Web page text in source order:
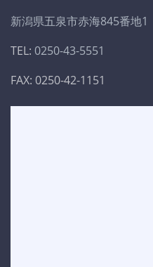
新潟県五泉市赤海845番地1
TEL: 0250-43-5551
FAX: 0250-42-1151